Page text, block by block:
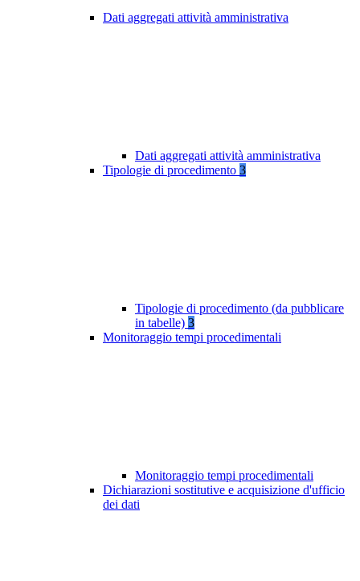
Dati aggregati attività amministrativa
Dati aggregati attività amministrativa
Tipologie di procedimento 3
Tipologie di procedimento (da pubblicare
in tabelle) 3
Monitoraggio tempi procedimentali
Monitoraggio tempi procedimentali
Dichiarazioni sostitutive e acquisizione d'ufficio
dei dati